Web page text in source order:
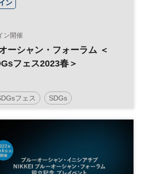
ン
ン開催
ーシャン・フォーラム ＜
フェス2023春＞
フェス SDGs